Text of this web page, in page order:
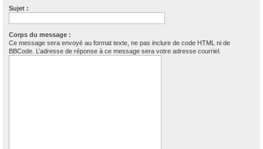
Sujet :
Corps du message :
Ce message sera envoyé au format texte, ne pas inclure de code HTML ni de
BBCode. L’adresse de réponse à ce message sera votre adresse courriel.